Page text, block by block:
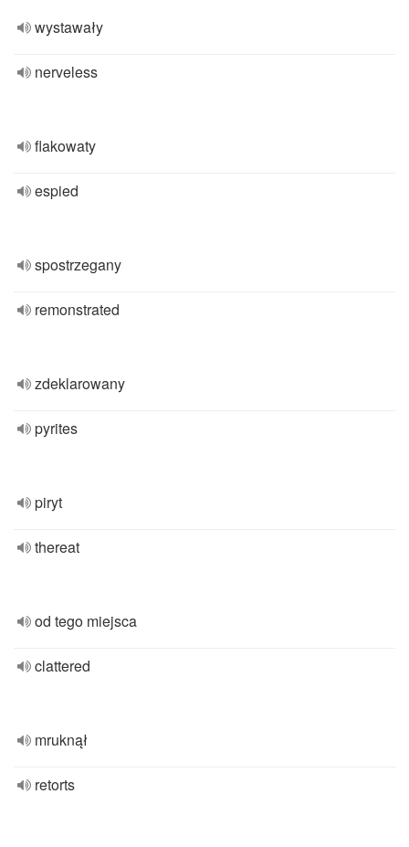
wystawały
nerveless
flakowaty
espied
spostrzegany
remonstrated
zdeklarowany
pyrites
piryt
thereat
od tego miejsca
clattered
mruknął
retorts